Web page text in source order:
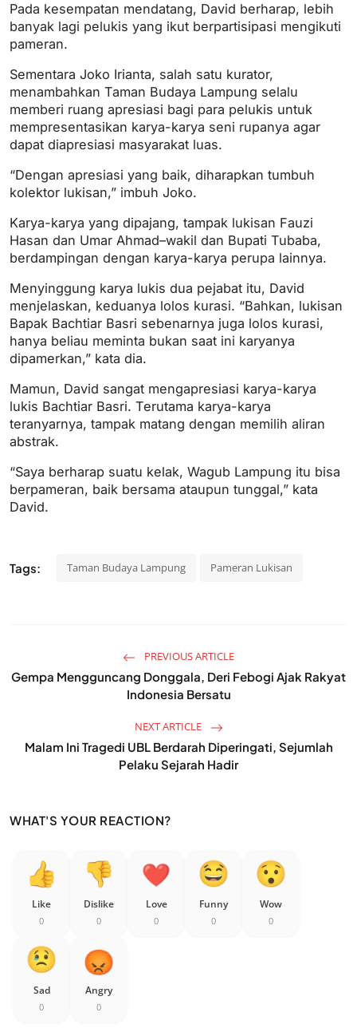
Pada kesempatan mendatang, David berharap, lebih
banyak lagi pelukis yang ikut berpartisipasi mengikuti
pameran.
Sementara Joko Irianta, salah satu kurator,
menambahkan Taman Budaya Lampung selalu
memberi ruang apresiasi bagi para pelukis untuk
mempresentasikan karya-karya seni rupanya agar
dapat diapresiasi masyarakat luas.
“Dengan apresiasi yang baik, diharapkan tumbuh
kolektor lukisan,” imbuh Joko.
Karya-karya yang dipajang, tampak lukisan Fauzi
Hasan dan Umar Ahmad–wakil dan Bupati Tubaba,
berdampingan dengan karya-karya perupa lainnya.
Menyinggung karya lukis dua pejabat itu, David
menjelaskan, keduanya lolos kurasi. “Bahkan, lukisan
Bapak Bachtiar Basri sebenarnya juga lolos kurasi,
hanya beliau meminta bukan saat ini karyanya
dipamerkan,” kata dia.
Mamun, David sangat mengapresiasi karya-karya
lukis Bachtiar Basri. Terutama karya-karya
teranyarnya, tampak matang dengan memilih aliran
abstrak.
“Saya berharap suatu kelak, Wagub Lampung itu bisa
berpameran, baik bersama ataupun tunggal,” kata
David.
Tags: Taman Budaya Lampung Pameran Lukisan
PREVIOUS ARTICLE
Gempa Mengguncang Donggala, Deri Febogi Ajak Rakyat
Indonesia Bersatu
NEXT ARTICLE
Malam Ini Tragedi UBL Berdarah Diperingati, Sejumlah
Pelaku Sejarah Hadir
WHAT'S YOUR REACTION?
Like
0
Dislike
0
Love
0
Funny
0
Wow
0
Sad
0
Angry
0